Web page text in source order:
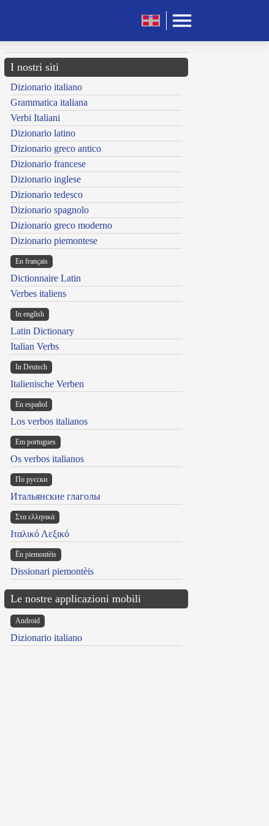
I nostri siti
Dizionario italiano
Grammatica italiana
Verbi Italiani
Dizionario latino
Dizionario greco antico
Dizionario francese
Dizionario inglese
Dizionario tedesco
Dizionario spagnolo
Dizionario greco moderno
Dizionario piemontese
En français
Dictionnaire Latin
Verbes italiens
In english
Latin Dictionary
Italian Verbs
In Deutsch
Italienische Verben
En español
Los verbos italianos
Em portugues
Os verbos italianos
По русски
Итальянские глаголы
Στα ελληνικά
Ιταλικό Λεξικό
Ën piemontèis
Dissionari piemontèis
Le nostre applicazioni mobili
Android
Dizionario italiano